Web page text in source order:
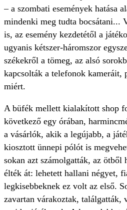
– a szombati események hatása
mindenki meg tudta bocsátani...
is, az esemény kezdetétől a
ugyanis kétszer-háromszor
székekről a tömeg, az alsó
kapcsolták a telefonok kameráit,
miért.
A büfék mellett kialakított shop
következő egy órában,
a vásárlók, akik a legújabb, a
kiosztott ünnepi pólót is
sokan azt számolgatták, az
élték át: lehetett hallani négyet,
legkisebbeknek ez volt az első.
zavartan várakoztak, találgatták,